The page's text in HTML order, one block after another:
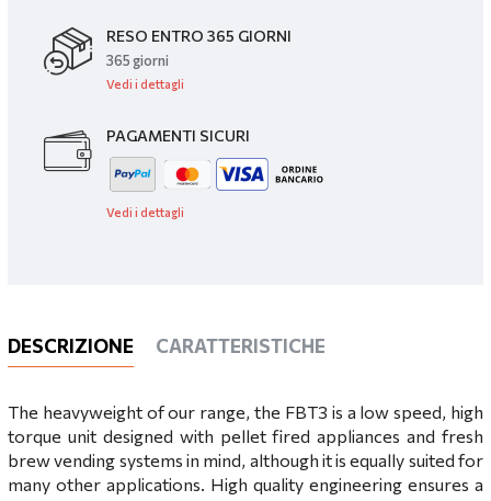
RESO ENTRO 365 GIORNI
365 giorni
Vedi i dettagli
PAGAMENTI SICURI
Vedi i dettagli
DESCRIZIONE CARATTERISTICHE
The heavyweight of our range, the FBT3 is a low speed, high
torque unit designed with pellet fired appliances and fresh
brew vending systems in mind, although it is equally suited for
many other applications. High quality engineering ensures a